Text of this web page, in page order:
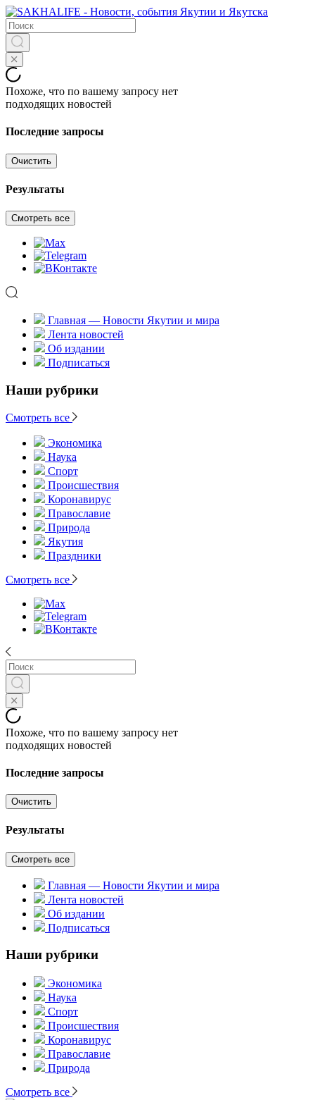
Похоже, что по вашему запросу нет
подходящих новостей
Последние запросы
Очистить
Результаты
Смотреть все
Главная — Новости Якутии и мира
Лента новостей
Об издании
Подписаться
Наши рубрики
Смотреть все
Экономика
Наука
Спорт
Происшествия
Коронавирус
Православие
Природа
Якутия
Праздники
Смотреть все
Похоже, что по вашему запросу нет
подходящих новостей
Последние запросы
Очистить
Результаты
Смотреть все
Главная — Новости Якутии и мира
Лента новостей
Об издании
Подписаться
Наши рубрики
Экономика
Наука
Спорт
Происшествия
Коронавирус
Православие
Природа
Смотреть все